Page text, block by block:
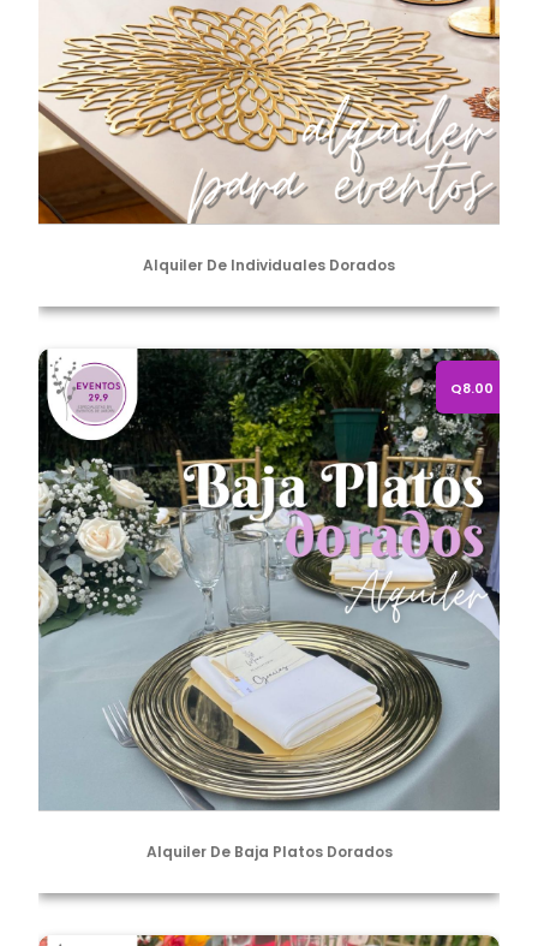
Alquiler De Individuales Dorados
Alquiler de Baja Platos Dorados
Alquiler De Baja Platos Dorados
Q8.00